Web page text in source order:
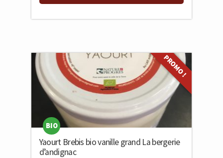
Yaourt Brebis bio vanille grand La bergerie
d’andignac
BIO
PROMO !